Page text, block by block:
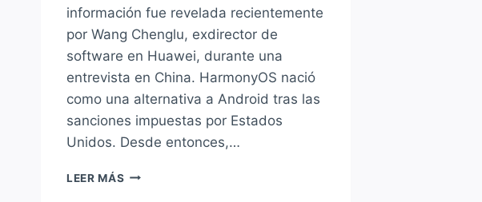
información fue revelada recientemente
por Wang Chenglu, exdirector de
software en Huawei, durante una
entrevista en China. HarmonyOS nació
como una alternativa a Android tras las
sanciones impuestas por Estados
Unidos. Desde entonces,…
LEER MÁS HUAWEI